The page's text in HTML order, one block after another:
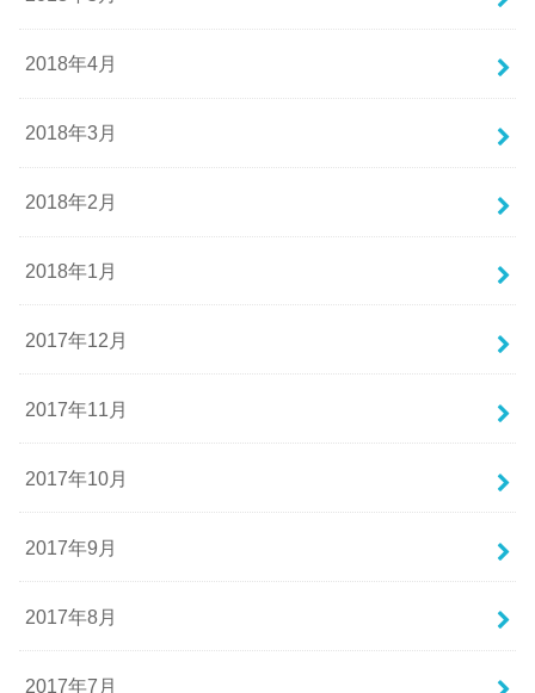
2018年4月
2018年3月
2018年2月
2018年1月
2017年12月
2017年11月
2017年10月
2017年9月
2017年8月
2017年7月